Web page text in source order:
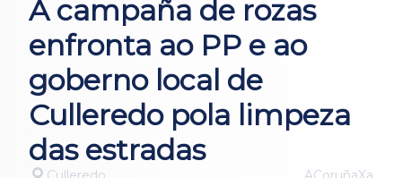
A campaña de rozas
enfronta ao PP e ao
goberno local de
Culleredo pola limpeza
das estradas